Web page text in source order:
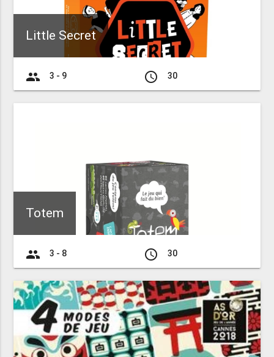
Little Secret
group 3 - 9 access_time 30
Totem
group 3 - 8 access_time 30